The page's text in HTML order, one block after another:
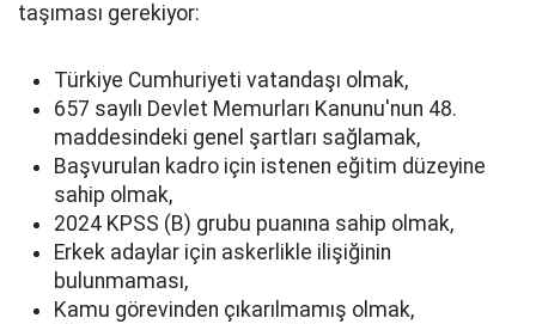
taşıması gerekiyor:
Türkiye Cumhuriyeti vatandaşı olmak,
657 sayılı Devlet Memurları Kanunu'nun 48.
maddesindeki genel şartları sağlamak,
Başvurulan kadro için istenen eğitim düzeyine
sahip olmak,
2024 KPSS (B) grubu puanına sahip olmak,
Erkek adaylar için askerlikle ilişiğinin
bulunmaması,
Kamu görevinden çıkarılmamış olmak,